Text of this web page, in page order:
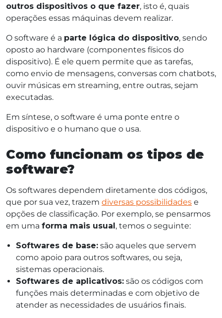
outros dispositivos o que fazer, isto é, quais
operações essas máquinas devem realizar.
O software é a parte lógica do dispositivo, sendo
oposto ao hardware (componentes físicos do
dispositivo). É ele quem permite que as tarefas,
como envio de mensagens, conversas com chatbots,
ouvir músicas em streaming, entre outras, sejam
executadas.
Em síntese, o software é uma ponte entre o
dispositivo e o humano que o usa.
Como funcionam os tipos de
software?
Os softwares dependem diretamente dos códigos,
que por sua vez, trazem diversas possibilidades e
opções de classificação. Por exemplo, se pensarmos
em uma forma mais usual , temos o seguinte:
Softwares de base: são aqueles que servem
como apoio para outros softwares, ou seja,
sistemas operacionais.
Softwares de aplicativos: são os códigos com
funções mais determinadas e com objetivo de
atender as necessidades de usuários finais.